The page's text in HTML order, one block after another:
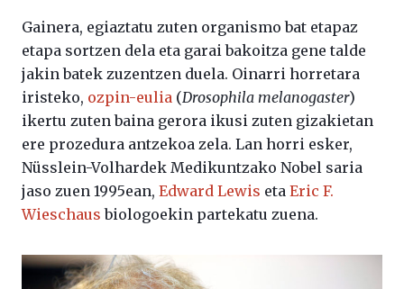
Gainera, egiaztatu zuten organismo bat etapaz
etapa sortzen dela eta garai bakoitza gene talde
jakin batek zuzentzen duela. Oinarri horretara
iristeko, ozpin-eulia (Drosophila melanogaster)
ikertu zuten baina gerora ikusi zuten gizakietan
ere prozedura antzekoa zela. Lan horri esker,
Nüsslein-Volhardek Medikuntzako Nobel saria
jaso zuen 1995ean, Edward Lewis eta Eric F.
Wieschaus biologoekin partekatu zuena.